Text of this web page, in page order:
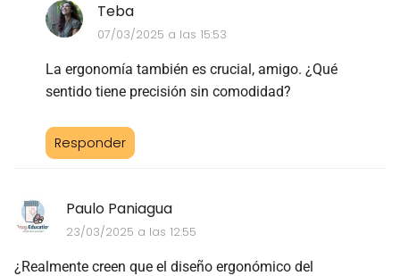
Teba
07/03/2025 a las 15:53
La ergonomía también es crucial, amigo. ¿Qué
sentido tiene precisión sin comodidad?
Responder
Paulo Paniagua
23/03/2025 a las 12:55
¿Realmente creen que el diseño ergonómico del